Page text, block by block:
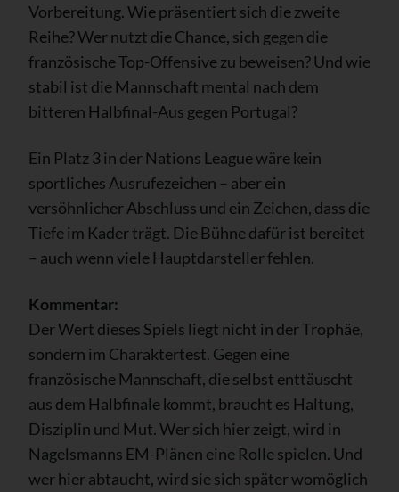
Vorbereitung. Wie präsentiert sich die zweite
Reihe? Wer nutzt die Chance, sich gegen die
französische Top-Offensive zu beweisen? Und wie
stabil ist die Mannschaft mental nach dem
bitteren Halbfinal-Aus gegen Portugal?
Ein Platz 3 in der Nations League wäre kein
sportliches Ausrufezeichen – aber ein
versöhnlicher Abschluss und ein Zeichen, dass die
Tiefe im Kader trägt. Die Bühne dafür ist bereitet
– auch wenn viele Hauptdarsteller fehlen.
Kommentar:
Der Wert dieses Spiels liegt nicht in der Trophäe,
sondern im Charaktertest. Gegen eine
französische Mannschaft, die selbst enttäuscht
aus dem Halbfinale kommt, braucht es Haltung,
Disziplin und Mut. Wer sich hier zeigt, wird in
Nagelsmanns EM-Plänen eine Rolle spielen. Und
wer hier abtaucht, wird sie sich später womöglich